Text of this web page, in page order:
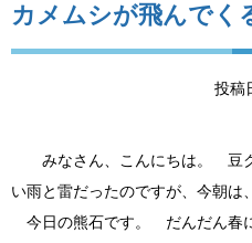
カメムシが飛んでく
投稿
みなさん、こんにちは。
い雨と雷だったのですが、今朝
今日の熊石です。 だんだん春